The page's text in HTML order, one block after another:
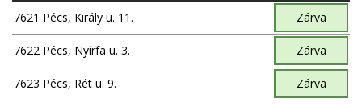
7621 Pécs, Király u. 11. Zárva
7622 Pécs, Nyírfa u. 3. Zárva
7623 Pécs, Rét u. 9. Zárva